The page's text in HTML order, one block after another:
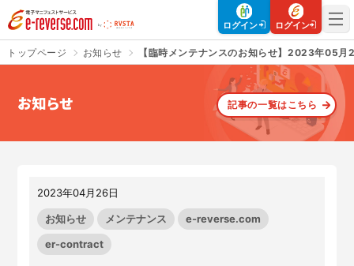
電子マニフェストサービス | e-reverse.com（イーリバースドットコ
ログイン ログイン
さよなら、紙マニフェスト
サービスサイトを見る
建設現場をICTでスマートに
トップページ お知らせ 【臨時メンテナンスのお知らせ】2023年05
お知らせ 記事の一覧はこちら
2023年04月26日
お知らせ メンテナンス e-reverse.com
er-contract